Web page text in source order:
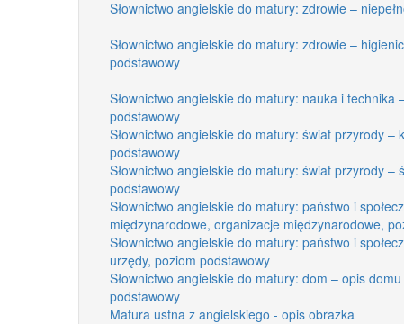
Słownictwo angielskie do matury: zdrowie –
Słownictwo angielskie do matury: zdrowie –
podstawowy
Słownictwo angielskie do matury: nauka i technika
podstawowy
Słownictwo angielskie do matury: świat przyrody –
podstawowy
Słownictwo angielskie do matury: świat przyrody –
podstawowy
Słownictwo angielskie do matury: państwo i
międzynarodowe, organizacje międzynarodowe,
Słownictwo angielskie do matury: państwo i
urzędy, poziom podstawowy
Słownictwo angielskie do matury: dom – opis
podstawowy
Matura ustna z angielskiego - opis obrazka